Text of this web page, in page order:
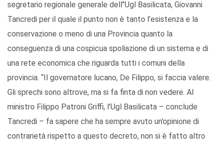
segretario regionale generale dell’’Ugl Basilicata, Giovanni
Tancredi per il quale il punto non è tanto l’esistenza e la
conservazione o meno di una Provincia quanto la
conseguenza di una cospicua spoliazione di un sistema e di
una rete economica che riguarda tutti i comuni della
provincia. “Il governatore lucano, De Filippo, si faccia valere.
Gli sprechi sono altrove, ma si fa finta di non vedere. Al
ministro Filippo Patroni Griffi, l’Ugl Basilicata – conclude
Tancredi – fa sapere che ha sempre avuto un’opinione di
contrarietà rispetto a questo decreto, non si è fatto altro